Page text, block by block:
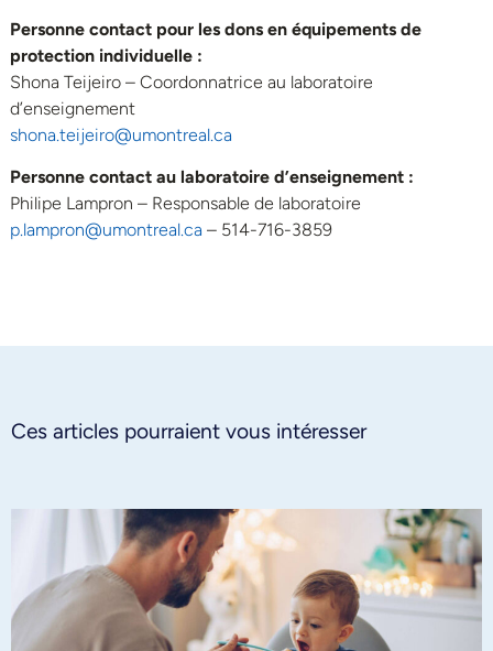
Personne contact pour les dons en équipements de
protection individuelle :
Shona Teijeiro – Coordonnatrice au laboratoire
d’enseignement
shona.teijeiro@umontreal.ca
Personne contact au laboratoire d’enseignement :
Philipe Lampron – Responsable de laboratoire
p.lampron@umontreal.ca – 514-716-3859
Ces articles pourraient vous intéresser